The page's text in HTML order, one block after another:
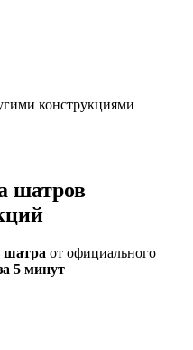
конструкциями
шатров
шатра от официального
5 минут